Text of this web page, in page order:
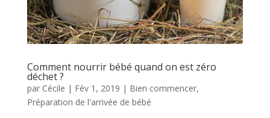
Comment nourrir bébé quand on est zéro
déchet ?
par Cécile | Fév 1, 2019 | Bien commencer,
Préparation de l'arrivée de bébé